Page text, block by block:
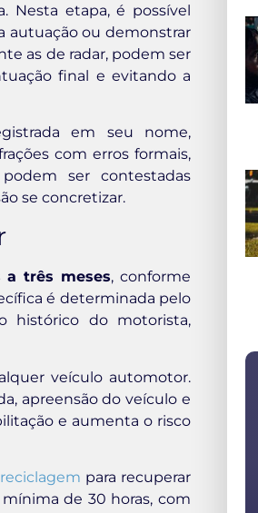
Nesta etapa, é possível
autuação ou demonstrar
as de radar, podem ser
final e evitando a
em seu nome,
com erros formais,
ser contestadas
se concretizar.
a três meses, conforme
é determinada pelo
histórico do motorista,
veículo automotor.
apreensão do veículo e
e aumenta o risco
para recuperar
de 30 horas, com